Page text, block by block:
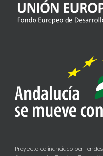
Proyecto cofinanciado por fondos